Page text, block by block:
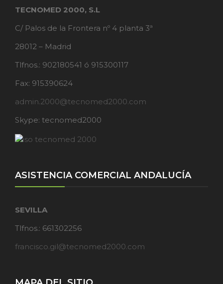
TECNOMED 2000, S.L
C/ Palos de la Frontera nº 4 planta 3ª
28012 – Madrid
Tlfnos.: 902180541 ó 915300117
Fax: 915390624
admin.2000@tecnomed2000.com
Skype: tecnomed2000
ASISTENCIA COMERCIAL ANDALUCÍA
SEVILLA
Tlfnos.: 661302256
francisco.gil@tecnomed2000.com